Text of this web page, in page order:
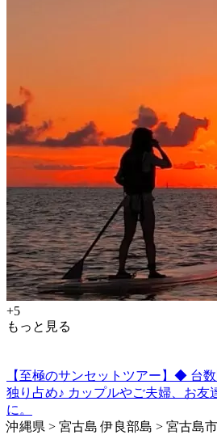
+5
もっと見る
【至極のサンセットツアー】◆ 台
独り占め♪ カップルやご夫婦、お友
に。
沖縄県 > 宮古島 伊良部島 > 宮古島市